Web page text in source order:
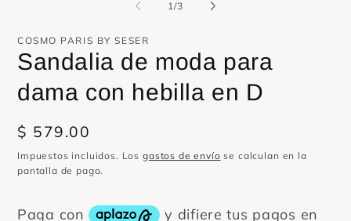
una
modal
1/de
3
COSMO PARIS BY SESER
Sandalia de moda para
dama con hebilla en D
Precio
habitual
$ 579.00
Impuestos incluidos. Los gastos de envío se calculan en la
pantalla de pago.